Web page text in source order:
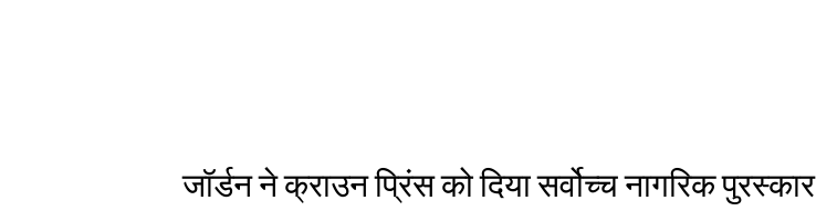
जॉर्डन ने क्राउन प्रिंस को दिया सर्वोच्च नागरिक पुरस्कार